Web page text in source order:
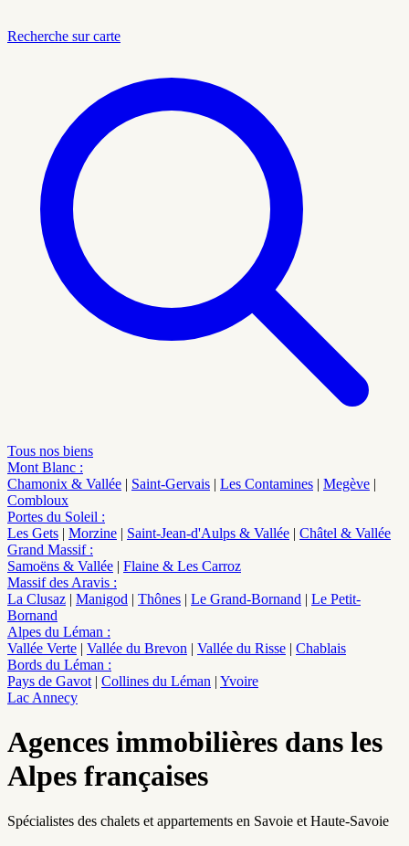
Recherche sur carte
Tous nos biens
Mont Blanc :
Chamonix & Vallée | Saint-Gervais | Les Contamines | Megève |
Combloux
Portes du Soleil :
Les Gets | Morzine | Saint-Jean-d'Aulps & Vallée | Châtel & Vallée
Grand Massif:
Samoëns & Vallée | Flaine & Les Carroz
Massif des Aravis :
La Clusaz | Manigod | Thônes | Le Grand-Bornand | Le Petit-
Bornand
Alpes du Léman :
Vallée Verte | Vallée du Brevon | Vallée du Risse | Chablais
Bords du Léman :
Pays de Gavot | Collines du Léman | Yvoire
Lac Annecy
Agences immobilières dans les
Alpes françaises
Spécialistes des chalets et appartements en Savoie et Haute-Savoie